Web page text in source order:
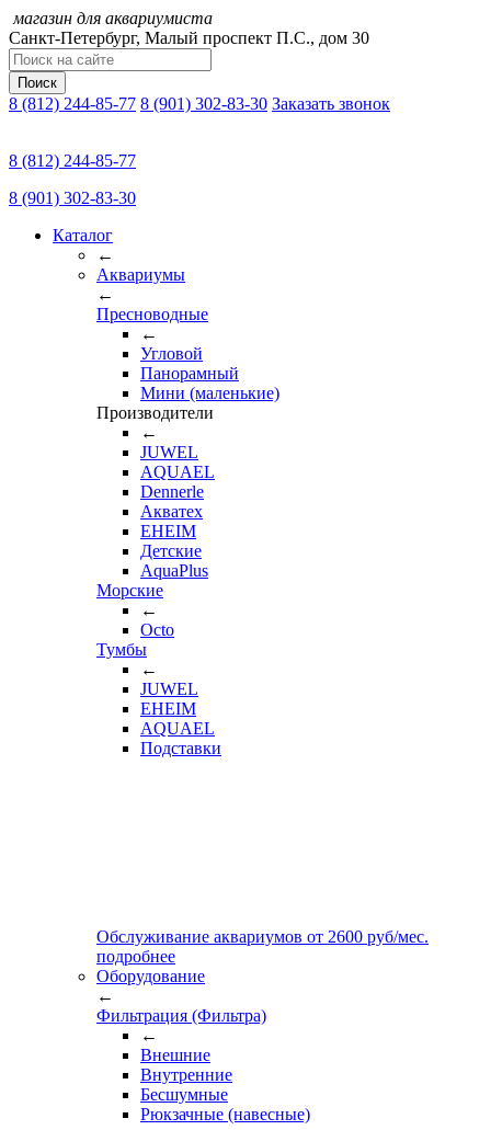
магазин для аквариумиста
Санкт-Петербург, Малый проспект П.C., дом 30
Поиск
8 (812) 244-85-77 8 (901) 302-83-30 Заказать звонок
8 (812) 244-85-77
8 (901) 302-83-30
Каталог
←
Аквариумы
←
Пресноводные
←
Угловой
Панорамный
Мини (маленькие)
Производители
←
JUWEL
AQUAEL
Dennerle
Акватех
EHEIM
Детские
AquaPlus
Морские
←
Octo
Тумбы
←
JUWEL
EHEIM
AQUAEL
Подставки
Обслуживание аквариумов от 2600 руб/мес.
подробнее
Оборудование
←
Фильтрация (Фильтра)
←
Внешние
Внутренние
Бесшумные
Рюкзачные (навесные)